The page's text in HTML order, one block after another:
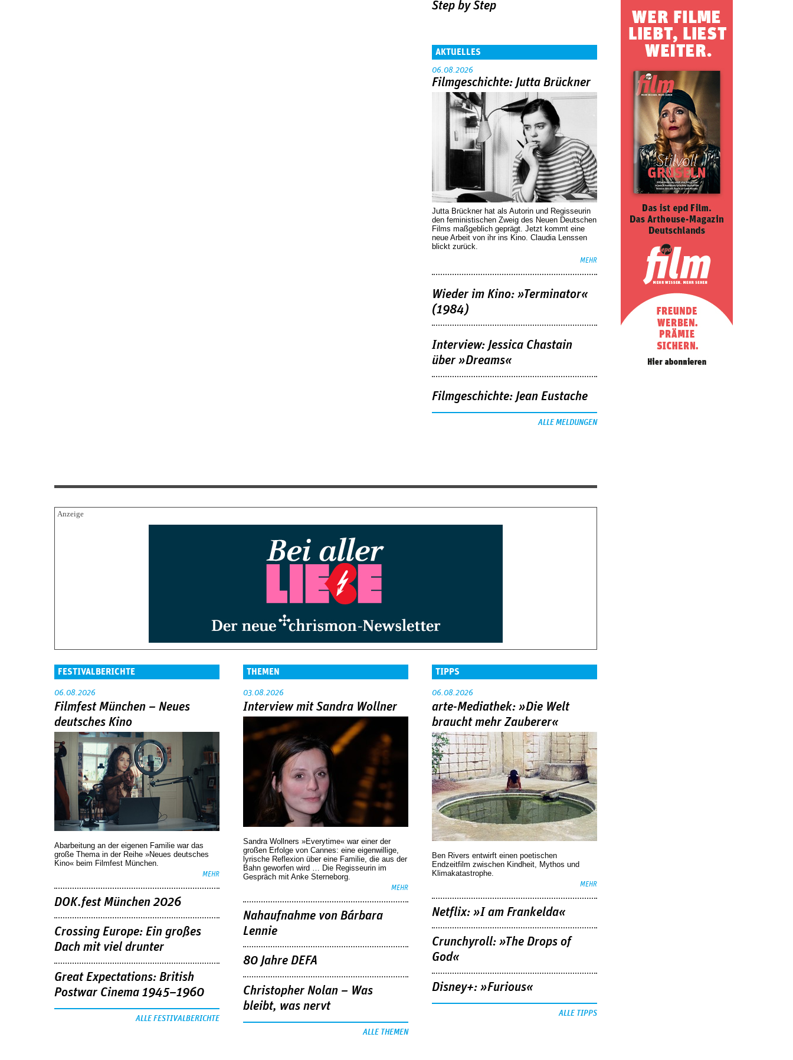
Step by Step
AKTUELLES
06.08.2026
Filmgeschichte: Jutta Brückner
Jutta Brückner hat als Autorin und Regisseurin
den feministischen Zweig des Neuen Deutschen
Films maßgeblich geprägt. Jetzt kommt eine
neue Arbeit von ihr ins Kino. Claudia Lenssen
blickt zurück.
MEHR
Wieder im Kino: »Terminator«
(1984)
Interview: Jessica Chastain
über »Dreams«
Filmgeschichte: Jean Eustache
ALLE MELDUNGEN
FESTIVALBERICHTE
06.08.2026
Filmfest München – Neues
deutsches Kino
Abarbeitung an der eigenen Familie war das
große Thema in der Reihe »Neues deutsches
Kino« beim Filmfest München.
MEHR
DOK.fest München 2026
Crossing Europe: Ein großes
Dach mit viel drunter
Great Expectations: British
Postwar Cinema 1945–1960
ALLE FESTIVALBERICHTE
THEMEN
03.08.2026
Interview mit Sandra Wollner
Sandra Wollners »Everytime« war einer der
großen Erfolge von Cannes: eine eigenwillige,
lyrische Reflexion über eine ­Familie, die aus der
Bahn geworfen wird … Die Regisseurin im
Gespräch mit Anke Sterneborg.
MEHR
Nahaufnahme von Bárbara
Lennie
80 Jahre DEFA
Christopher Nolan – Was
bleibt, was nervt
ALLE THEMEN
TIPPS
06.08.2026
arte-Mediathek: »Die Welt
braucht mehr Zauberer«
Ben Rivers entwirft einen poetischen
Endzeitfilm zwischen Kindheit, Mythos und
Klimakatastrophe.
MEHR
Netflix: »I am Frankelda«
Crunchyroll: »The Drops of
God«
Disney+: »Furious«
ALLE TIPPS